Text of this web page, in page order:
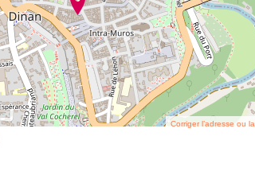
Corriger l’adresse ou